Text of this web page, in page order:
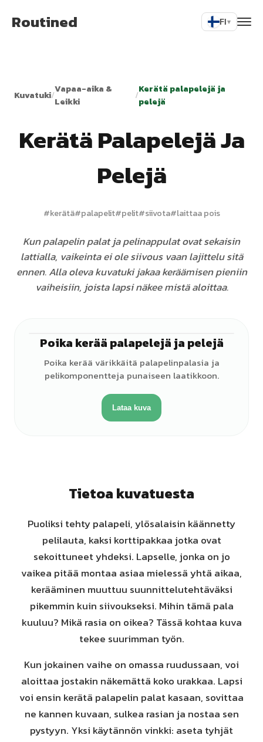
Routined FI▾
Kuvatuki/Vapaa-aika &
Leikki
/Kerätä palapelejä ja
pelejä
Kerätä Palapelejä Ja
Pelejä
#kerätä#palapelit#pelit#siivota#laittaa pois
Kun palapelin palat ja pelinappulat ovat sekaisin
lattialla, vaikeinta ei ole siivous vaan lajittelu sitä
ennen. Alla oleva kuvatuki jakaa keräämisen pieniin
vaiheisiin, joista lapsi näkee mistä aloittaa.
♂
Poika kerää palapelejä ja pelejä
Poika kerää värikkäitä palapelinpalasia ja
pelikomponentteja punaiseen laatikkoon.
Lataa kuva
Tietoa kuvatuesta
Puoliksi tehty palapeli, ylösalaisin käännetty
pelilauta, kaksi korttipakkaa jotka ovat
sekoittuneet yhdeksi. Lapselle, jonka on jo
vaikea pitää montaa asiaa mielessä yhtä aikaa,
kerääminen muuttuu suunnittelutehtäväksi
pikemmin kuin siivoukseksi. Mihin tämä pala
kuuluu? Mikä rasia on oikea? Tässä kohtaa kuva
tekee suurimman työn.
Kun jokainen vaihe on omassa ruudussaan, voi
aloittaa jostakin näkemättä koko urakkaa. Lapsi
voi ensin kerätä palapelin palat kasaan, sovittaa
ne kannen kuvaan, sulkea rasian ja nostaa sen
pystyyn. Yksi käytännön vinkki: aseta tyhjät